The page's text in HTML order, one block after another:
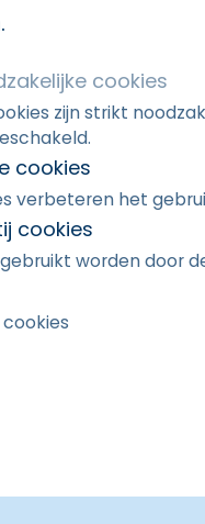
cookies
zijn strikt
cookies
verbeteren het
cookies
worden door